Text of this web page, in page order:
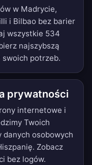
w Madrycie,
i Bilbao bez barier
wszystkie 534
najszybszą
swoich potrzeb.
prywatności
internetowe i
Twoich
danych osobowych
Zobacz
bez logów.